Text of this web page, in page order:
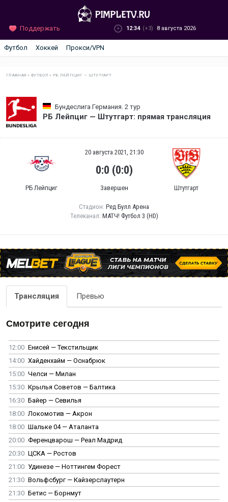
Поддержать 12:34 (+3) 8 августа 2026
Футбол Хоккей Прокси/VPN
ГЛАВНАЯ »ФУТБОЛ » РБ ЛЕЙПЦИГ — ШТУТГАРТ
Бундеслига Германия. 2 тур
РБ Лейпциг — Штутгарт: прямая трансляция
РБ Лейпциг
20 августа 2021, 21:30
0:0 (0:0)
Завершен Штутгарт
Стадион: Ред Булл Арена
Телеканал: МАТЧ! Футбол 3 (HD)
Трансляция Превью
Смотрите сегодня
12:00 Енисей — Текстильщик
14:00 Хайденхайм — Оснабрюк
15:00 Челси — Милан
15:30 Крылья Советов — Балтика
16:30 Байер — Севилья
18:00 Локомотив — Акрон
18:00 Шальке 04 — Аталанта
20:00 Ференцварош — Реал Мадрид
20:30 ЦСКА — Ростов
21:00 Удинезе — Ноттингем Форест
21:30 Вольфсбург — Кайзерслаутерн
21:30 Бетис — Борнмут